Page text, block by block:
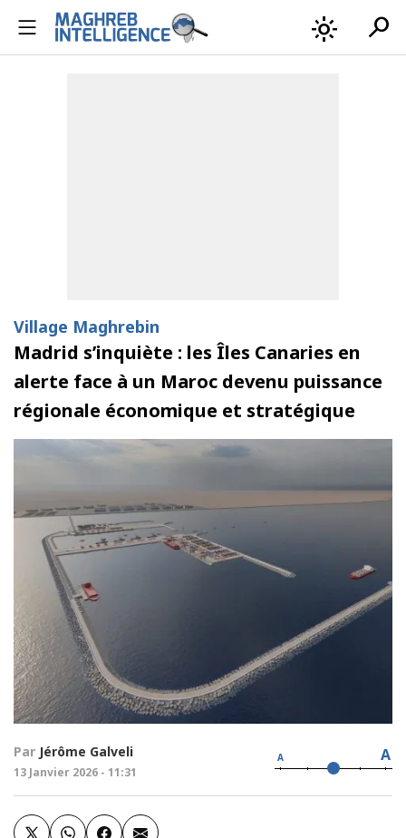
light_mode search
Village Maghrebin
Madrid s’inquiète : les Îles Canaries en
alerte face à un Maroc devenu puissance
régionale économique et stratégique
Par Jérôme Galveli
13 Janvier 2026 - 11:31
A A